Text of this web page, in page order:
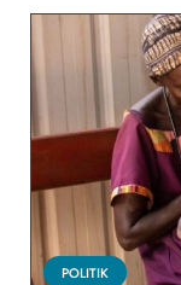
POLITIK